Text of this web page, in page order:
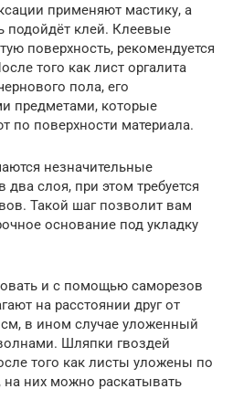
применяют мастику, а
подойдёт клей. Клеевые
поверхность, рекомендуется
того как лист оргалита
пола, его
предметами, которые
по поверхности материала.
незначительные
слоя, при этом требуется
Такой шаг позволит вам
основание под укладку
и с помощью саморезов
на расстоянии друг от
в ином случае уложенный
Шляпки гвоздей
того как листы уложены по
них можно раскатывать